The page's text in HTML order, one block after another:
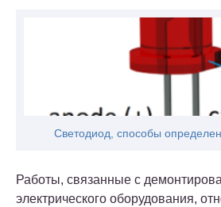
Светодиод, способы
Работы, связанные с
электрического оборудования,